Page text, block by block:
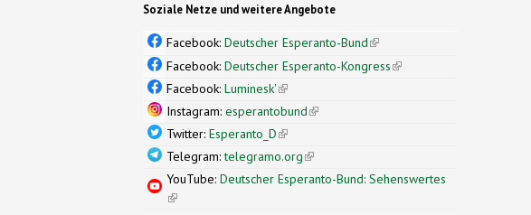
Soziale Netze und weitere Angebote
Facebook:Deutscher Esperanto-Bund(link is external)
Facebook:Deutscher Esperanto-Kongress(link is external)
Facebook:Luminesk'(link is external)
Instagram:esperantobund(link is external)
Twitter:Esperanto_D(link is external)
Telegram:telegramo.org(link is external)
YouTube:Deutscher Esperanto-Bund: Sehenswertes
(link is external)